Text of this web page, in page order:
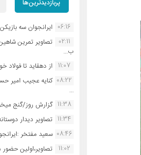
پربازدیدترین‌ها
06:16 ایرانجوان سه
02:11
تصاویر تمرین
ب...
11:07 از دهقاید تا فولاد
08:22 کنایه عجیب امیر
...
11:38 گزارش روز/گنج
11:34 تصاویر دیدار
08:46 سعید مفتخر
11:02
تصاویر،اولین